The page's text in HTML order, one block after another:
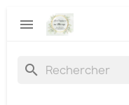

search